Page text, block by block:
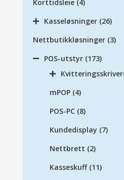
Korttidsleie (4)
Kasseløsninger (26)
Nettbutikkløsninger (3)
POS-utstyr (173)
mPOP (4)
POS-PC (8)
Kundedisplay (7)
Nettbrett (2)
Kasseskuff (11)